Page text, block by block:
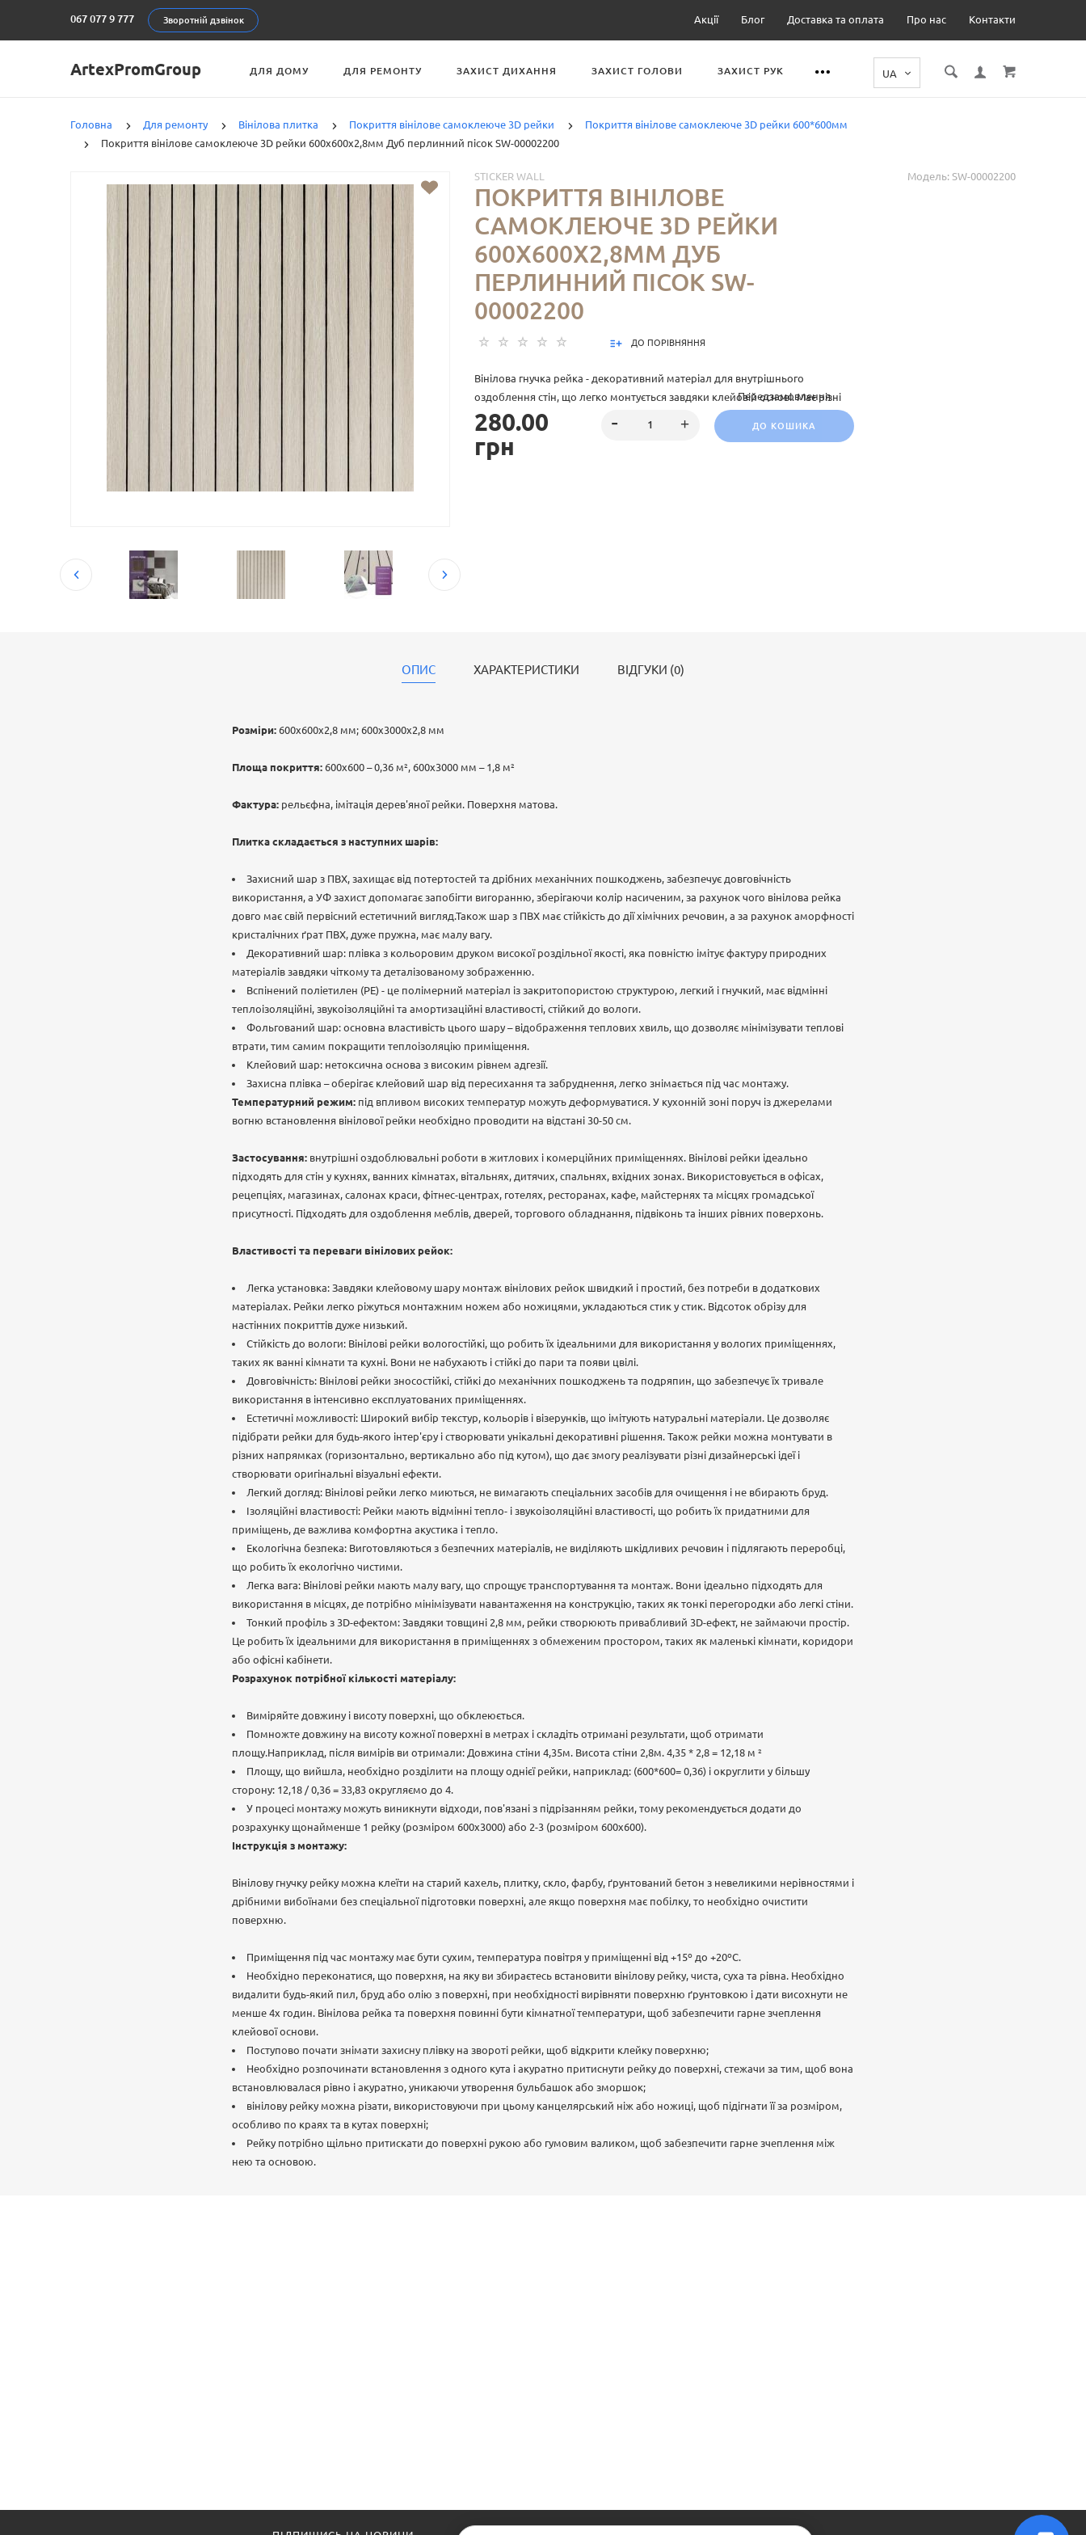
067 077 9 777 Зворотній дзвінок Акції Блог Доставка та оплата Про нас Контакти
ArtexPromGroup ДЛЯ ДОМУ ДЛЯ РЕМОНТУ ЗАХИСТ ДИХАННЯ ЗАХИСТ ГОЛОВИ ЗАХИСТ РУК
Головна Для ремонту Вінілова плитка Покриття вінілове самоклеюче 3D рейки
Покриття вінілове самоклеюче 3D рейки 600*600мм
Покриття вінілове самоклеюче 3D рейки 600х600х2,8мм Дуб перлинний пісок SW-00002200
Модель: SW-00002200
STICKER WALL
ПОКРИТТЯ ВІНІЛОВЕ
САМОКЛЕЮЧЕ 3D РЕЙКИ
600Х600Х2,8ММ ДУБ
ПЕРЛИННИЙ ПІСОК SW-
00002200
ДО ПОРІВНЯННЯ
Вінілова гнучка рейка - декоративний матеріал для внутрішнього
оздоблення стін, що легко монтується завдяки клейовій основі. Має різні
дизайни, що імітують натуральні матеріали, підходять під різні інтер'єрні
рішення.
280.00
грн
Передзамовлення
ДО КОШИКА
ОПИС ХАРАКТЕРИСТИКИ ВІДГУКИ (0)
Розміри: 600х600х2,8 мм; 600х3000х2,8 мм
Площа покриття: 600х600 – 0,36 м², 600х3000 мм – 1,8 м²
Фактура: рельєфна, імітація дерев'яної рейки. Поверхня матова.
Плитка складається з наступних шарів:
Захисний шар з ПВХ, захищає від потертостей та дрібних механічних пошкоджень, забезпечує довговічність
використання, а УФ захист допомагає запобігти вигоранню, зберігаючи колір насиченим, за рахунок чого вінілова рейка
довго має свій первісний естетичний вигляд.Також шар з ПВХ має стійкість до дії хімічних речовин, а за рахунок аморфності
кристалічних ґрат ПВХ, дуже пружна, має малу вагу.
Декоративний шар: плівка з кольоровим друком високої роздільної якості, яка повністю імітує фактуру природних
матеріалів завдяки чіткому та деталізованому зображенню.
Вспінений поліетилен (РЕ) - це полімерний матеріал із закритопористою структурою, легкий і гнучкий, має відмінні
теплоізоляційні, звукоізоляційні та амортизаційні властивості, стійкий до вологи.
Фольгований шар: основна властивість цього шару – відображення теплових хвиль, що дозволяє мінімізувати теплові
втрати, тим самим покращити теплоізоляцію приміщення.
Клейовий шар: нетоксична основа з високим рівнем адгезії.
Захисна плівка – оберігає клейовий шар від пересихання та забруднення, легко знімається під час монтажу.
Температурний режим: під впливом високих температур можуть деформуватися. У кухонній зоні поруч із джерелами
вогню встановлення вінілової рейки необхідно проводити на відстані 30-50 см.
Застосування: внутрішні оздоблювальні роботи в житлових і комерційних приміщеннях. Вінілові рейки ідеально
підходять для стін у кухнях, ванних кімнатах, вітальнях, дитячих, спальнях, вхідних зонах. Використовується в офісах,
рецепціях, магазинах, салонах краси, фітнес-центрах, готелях, ресторанах, кафе, майстернях та місцях громадської
присутності. Підходять для оздоблення меблів, дверей, торгового обладнання, підвіконь та інших рівних поверхонь.
Властивості та переваги вінілових рейок:
Легка установка: Завдяки клейовому шару монтаж вінілових рейок швидкий і простий, без потреби в додаткових
матеріалах. Рейки легко ріжуться монтажним ножем або ножицями, укладаються стик у стик. Відсоток обрізу для
настінних покриттів дуже низький.
Стійкість до вологи: Вінілові рейки вологостійкі, що робить їх ідеальними для використання у вологих приміщеннях,
таких як ванні кімнати та кухні. Вони не набухають і стійкі до пари та появи цвілі.
Довговічність: Вінілові рейки зносостійкі, стійкі до механічних пошкоджень та подряпин, що забезпечує їх тривале
використання в інтенсивно експлуатованих приміщеннях.
Естетичні можливості: Широкий вибір текстур, кольорів і візерунків, що імітують натуральні матеріали. Це дозволяє
підібрати рейки для будь-якого інтер'єру і створювати унікальні декоративні рішення. Також рейки можна монтувати в
різних напрямках (горизонтально, вертикально або під кутом), що дає змогу реалізувати різні дизайнерські ідеї і
створювати оригінальні візуальні ефекти.
Легкий догляд: Вінілові рейки легко миються, не вимагають спеціальних засобів для очищення і не вбирають бруд.
Ізоляційні властивості: Рейки мають відмінні тепло- і звукоізоляційні властивості, що робить їх придатними для
приміщень, де важлива комфортна акустика і тепло.
Екологічна безпека: Виготовляються з безпечних матеріалів, не виділяють шкідливих речовин і підлягають переробці,
що робить їх екологічно чистими.
Легка вага: Вінілові рейки мають малу вагу, що спрощує транспортування та монтаж. Вони ідеально підходять для
використання в місцях, де потрібно мінімізувати навантаження на конструкцію, таких як тонкі перегородки або легкі стіни.
Тонкий профіль з 3D-ефектом: Завдяки товщині 2,8 мм, рейки створюють привабливий 3D-ефект, не займаючи простір.
Це робить їх ідеальними для використання в приміщеннях з обмеженим простором, таких як маленькі кімнати, коридори
або офісні кабінети.
Розрахунок потрібної кількості матеріалу:
Виміряйте довжину і висоту поверхні, що обклеюється.
Помножте довжину на висоту кожної поверхні в метрах і складіть отримані результати, щоб отримати
площу.Наприклад, після вимірів ви отримали: Довжина стіни 4,35м. Висота стіни 2,8м. 4,35 * 2,8 = 12,18 м ²
Площу, що вийшла, необхідно розділити на площу однієї рейки, наприклад: (600*600= 0,36) і округлити у більшу
сторону: 12,18 / 0,36 = 33,83 округляємо до 4.
У процесі монтажу можуть виникнути відходи, пов'язані з підрізанням рейки, тому рекомендується додати до
розрахунку щонайменше 1 рейку (розміром 600х3000) або 2-3 (розміром 600х600).
Інструкція з монтажу:
Вінілову гнучку рейку можна клеїти на старий кахель, плитку, скло, фарбу, ґрунтований бетон з невеликими нерівностями і
дрібними вибоїнами без спеціальної підготовки поверхні, але якщо поверхня має побілку, то необхідно очистити
поверхню.
Приміщення під час монтажу має бути сухим, температура повітря у приміщенні від +15º до +20ºС.
Необхідно переконатися, що поверхня, на яку ви збираєтесь встановити вінілову рейку, чиста, суха та рівна. Необхідно
видалити будь-який пил, бруд або олію з поверхні, при необхідності вирівняти поверхню ґрунтовкою і дати висохнути не
менше 4х годин. Вінілова рейка та поверхня повинні бути кімнатної температури, щоб забезпечити гарне зчеплення
клейової основи.
Поступово почати знімати захисну плівку на звороті рейки, щоб відкрити клейку поверхню;
Необхідно розпочинати встановлення з одного кута і акуратно притиснути рейку до поверхні, стежачи за тим, щоб вона
встановлювалася рівно і акуратно, уникаючи утворення бульбашок або зморшок;
вінілову рейку можна різати, використовуючи при цьому канцелярський ніж або ножиці, щоб підігнати її за розміром,
особливо по краях та в кутах поверхні;
Рейку потрібно щільно притискати до поверхні рукою або гумовим валиком, щоб забезпечити гарне зчеплення між
нею та основою.